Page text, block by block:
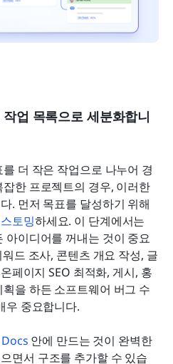
업 목록으로 세분화합니
더 작은 작업으로 나누어 경
한 프로젝트의 경우, 이러한
. 먼저 목표를 달성하기 위해
토밍하세요. 이 단계에서는
아이디어를 꺼내는 것이 중요
드 조사, 콘텐츠 개요 작성, 글
페이지 SEO 최적화, 게시, 홍
을 하든 소프트웨어 버그 수
우 중요합니다.
안에 만드는 것이 완벽한
면서 구조를 추가할 수 있습